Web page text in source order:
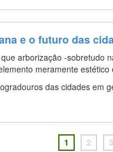
e o futuro das
arborização -sobretudo
meramente estético
das cidades em
1 2 3